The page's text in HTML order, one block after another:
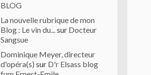
BLOG
La nouvelle rubrique de mon
Blog : Le vin du...sur Docteur
Sangsue
Dominique Meyer, directeur
d'opéra(s) sur D'r Elsass blog